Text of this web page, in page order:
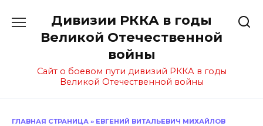
содержанию
Дивизии РККА в годы
Великой Отечественной
войны
Сайт о боевом пути дивизий РККА в годы
Великой Отечественной войны
ГЛАВНАЯ СТРАНИЦА » ЕВГЕНИЙ ВИТАЛЬЕВИЧ МИХАЙЛОВ